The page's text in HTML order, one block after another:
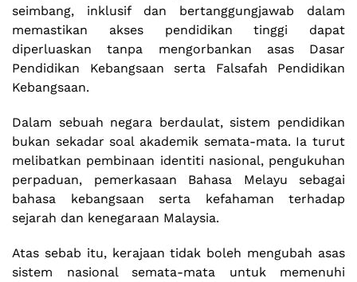
seimbang, inklusif dan bertanggungjawab dalam
memastikan akses pendidikan tinggi dapat
diperluaskan tanpa mengorbankan asas Dasar
Pendidikan Kebangsaan serta Falsafah Pendidikan
Kebangsaan.
Dalam sebuah negara berdaulat, sistem pendidikan
bukan sekadar soal akademik semata-mata. Ia turut
melibatkan pembinaan identiti nasional, pengukuhan
perpaduan, pemerkasaan Bahasa Melayu sebagai
bahasa kebangsaan serta kefahaman terhadap
sejarah dan kenegaraan Malaysia.
Atas sebab itu, kerajaan tidak boleh mengubah asas
sistem nasional semata-mata untuk memenuhi